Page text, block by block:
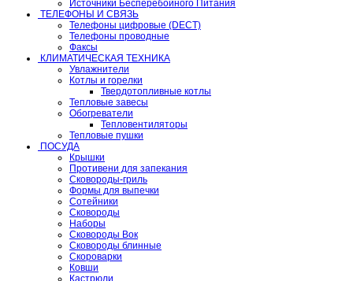
Источники Бесперебойного Питания
ТЕЛЕФОНЫ И СВЯЗЬ
Телефоны цифровые (DECT)
Телефоны проводные
Факсы
КЛИМАТИЧЕСКАЯ ТЕХНИКА
Увлажнители
Котлы и горелки
Твердотопливные котлы
Тепловые завесы
Обогреватели
Тепловентиляторы
Тепловые пушки
ПОСУДА
Крышки
Противени для запекания
Сковороды-гриль
Формы для выпечки
Сотейники
Сковороды
Наборы
Сковороды Вок
Сковороды блинные
Скороварки
Ковши
Кастрюли